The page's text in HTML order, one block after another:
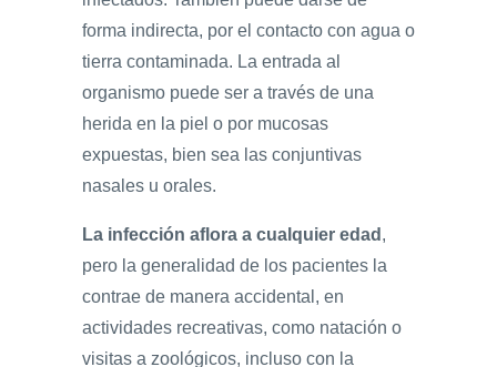
forma indirecta, por el contacto con agua o
tierra contaminada. La entrada al
organismo puede ser a través de una
herida en la piel o por mucosas
expuestas, bien sea las conjuntivas
nasales u orales.
La infección aflora a cualquier edad ,
pero la generalidad de los pacientes la
contrae de manera accidental, en
actividades recreativas, como natación o
visitas a zoológicos, incluso con la